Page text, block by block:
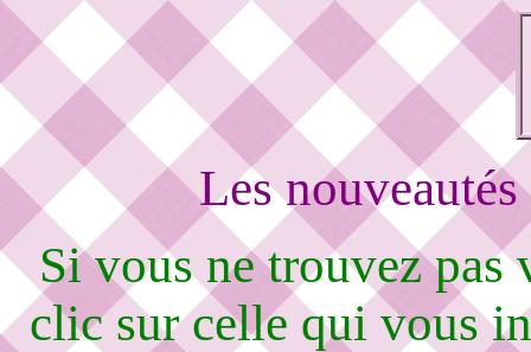
Les
Si vous ne trouvez pas
clic sur celle qui vous